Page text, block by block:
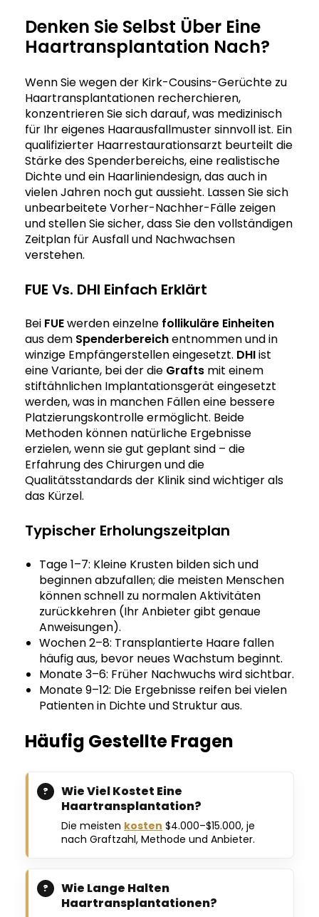
Denken Sie Selbst Über Eine
Haartransplantation Nach?
Wenn Sie wegen der Kirk-Cousins-Gerüchte zu
Haartransplantationen recherchieren,
konzentrieren Sie sich darauf, was medizinisch
für Ihr eigenes Haarausfallmuster sinnvoll ist. Ein
qualifizierter Haarrestaurationsarzt beurteilt die
Stärke des Spenderbereichs, eine realistische
Dichte und ein Haarliniendesign, das auch in
vielen Jahren noch gut aussieht. Lassen Sie sich
unbearbeitete Vorher-Nachher-Fälle zeigen
und stellen Sie sicher, dass Sie den vollständigen
Zeitplan für Ausfall und Nachwachsen
verstehen.
FUE Vs. DHI Einfach Erklärt
Bei FUEwerden einzelne follikuläre Einheiten
aus dem Spenderbereichentnommen und in
winzige Empfängerstellen eingesetzt. DHIist
eine Variante, bei der die Grafts mit einem
stiftähnlichen Implantationsgerät eingesetzt
werden, was in manchen Fällen eine bessere
Platzierungskontrolle ermöglicht. Beide
Methoden können natürliche Ergebnisse
erzielen, wenn sie gut geplant sind – die
Erfahrung des Chirurgen und die
Qualitätsstandards der Klinik sind wichtiger als
das Kürzel.
Typischer Erholungszeitplan
Tage 1–7: Kleine Krusten bilden sich und
beginnen abzufallen; die meisten Menschen
können schnell zu normalen Aktivitäten
zurückkehren (Ihr Anbieter gibt genaue
Anweisungen).
Wochen 2–8: Transplantierte Haare fallen
häufig aus, bevor neues Wachstum beginnt.
Monate 3–6: Früher Nachwuchs wird sichtbar.
Monate 9–12: Die Ergebnisse reifen bei vielen
Patienten in Dichte und Struktur aus.
Häufig Gestellte Fragen
Wie Viel Kostet Eine
Haartransplantation?
Die meisten kosten $4.000–$15.000, je
nach Graftzahl, Methode und Anbieter.
Wie Lange Halten
Haartransplantationen?